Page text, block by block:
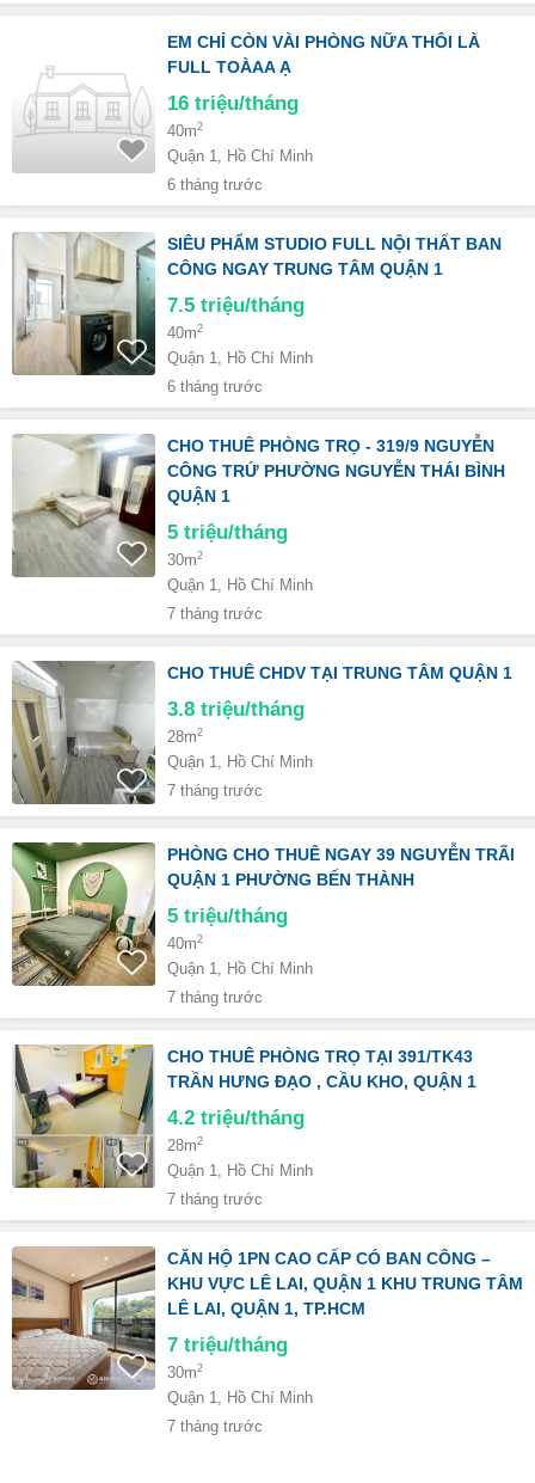
EM CHỈ CÒN VÀI PHÒNG NỮA THÔI LÀ
FULL TOÀAA Ạ
16 triệu/tháng
40m2
Quận 1, Hồ Chí Minh
6 tháng trước
SIÊU PHẨM STUDIO FULL NỘI THẤT BAN
CÔNG NGAY TRUNG TÂM QUẬN 1
7.5 triệu/tháng
40m2
Quận 1, Hồ Chí Minh
6 tháng trước
CHO THUÊ PHÒNG TRỌ - 319/9 NGUYỄN
CÔNG TRỨ PHƯỜNG NGUYỄN THÁI BÌNH
QUẬN 1
5 triệu/tháng
30m2
Quận 1, Hồ Chí Minh
7 tháng trước
CHO THUÊ CHDV TẠI TRUNG TÂM QUẬN 1
3.8 triệu/tháng
28m2
Quận 1, Hồ Chí Minh
7 tháng trước
PHÒNG CHO THUÊ NGAY 39 NGUYỄN TRÃI
QUẬN 1 PHƯỜNG BẾN THÀNH
5 triệu/tháng
40m2
Quận 1, Hồ Chí Minh
7 tháng trước
CHO THUÊ PHÒNG TRỌ TẠI 391/TK43
TRẦN HƯNG ĐẠO , CẦU KHO, QUẬN 1
4.2 triệu/tháng
28m2
Quận 1, Hồ Chí Minh
7 tháng trước
CĂN HỘ 1PN CAO CẤP CÓ BAN CÔNG –
KHU VỰC LÊ LAI, QUẬN 1 KHU TRUNG TÂM
LÊ LAI, QUẬN 1, TP.HCM
7 triệu/tháng
30m2
Quận 1, Hồ Chí Minh
7 tháng trước